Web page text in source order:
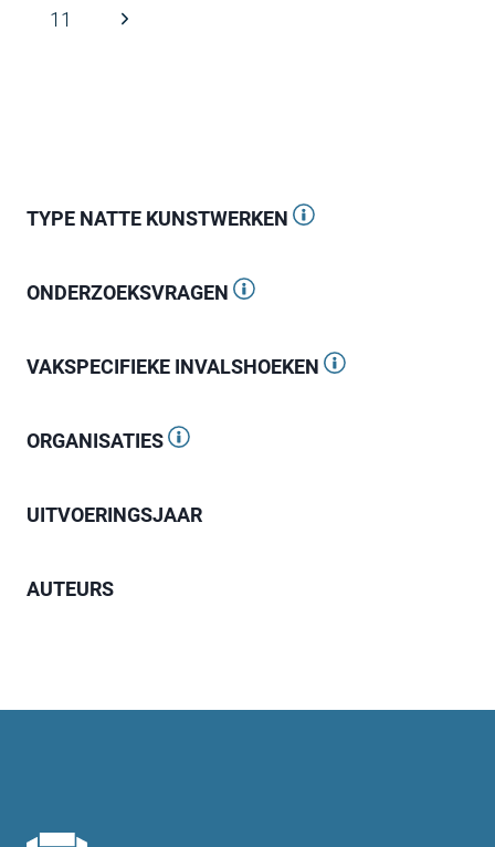
pagina
11
Volgende
TYPE NATTE KUNSTWERKEN
ONDERZOEKSVRAGEN
VAKSPECIFIEKE INVALSHOEKEN
ORGANISATIES
UITVOERINGSJAAR
AUTEURS